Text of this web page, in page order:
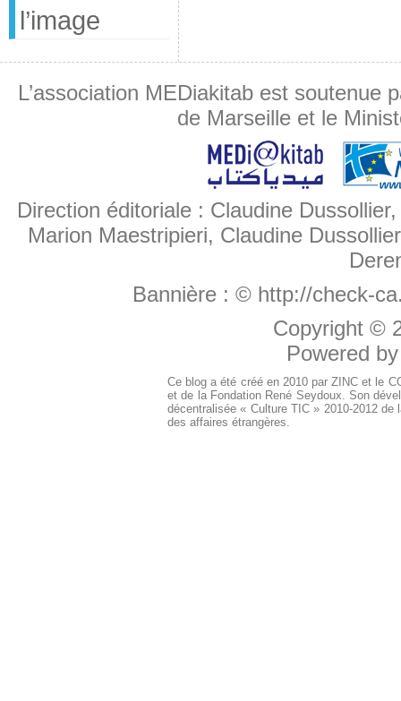
l’image
L’association MEDiakitab est soutenue
de Marseille et le
Direction éditoriale : Claudine
Marion Maestripieri, Claudine
Bannière : © http://check-
Copyright ©
Powered
Ce blog a été créé en 2010 par ZINC et le
et de la Fondation René Seydoux. Son
décentralisée « Culture TIC » 2010-2012
des affaires étrangères.